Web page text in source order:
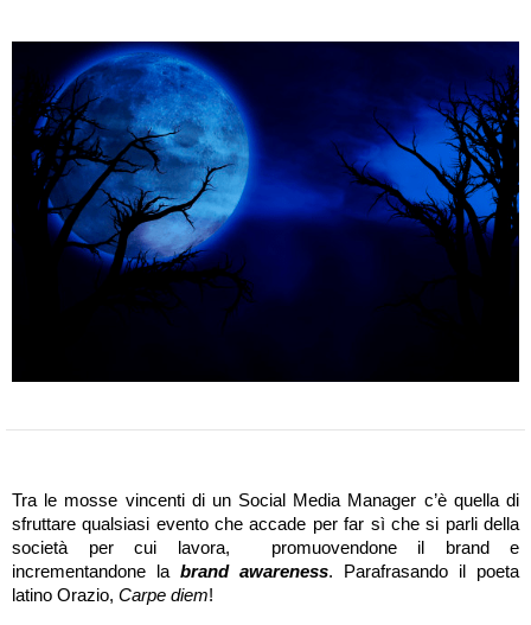
Tra le mosse vincenti di un Social Media Manager c’è quella di
sfruttare qualsiasi evento che accade per far sì che si parli della
società per cui lavora,  promuovendone il brand e
incrementandone la brand awareness. Parafrasando il poeta
latino Orazio, Carpe diem!